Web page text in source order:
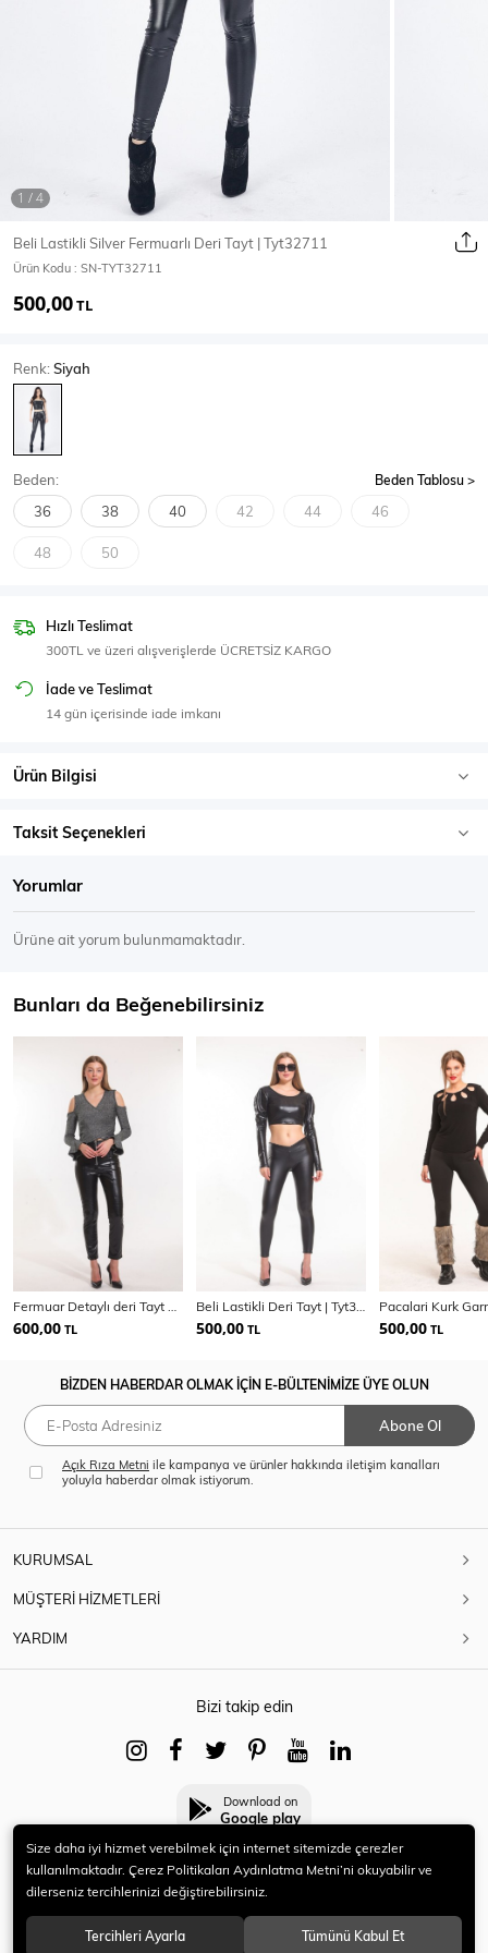
Mont & Kaban
T-Shirt
Body
SPOR GİYİM
Eşofman Üstü
Beli Lastikli Silver Fermuarlı Deri Tayt | Tyt32711
Ürün Kodu : SN-TYT32711
500,00TL
Renk:Siyah
Beden: Beden Tablosu
36 38 40 42 44 46
48 50
Hızlı Teslimat
300TL ve üzeri alışverişlerde ÜCRETSİZ KARGO
İade ve Teslimat
14 gün içerisinde iade imkanı
Ürün Bilgisi
Taksit Seçenekleri
Yorumlar
Ürüne ait yorum bulunmamaktadır.
Bunları da Beğenebilirsiniz
600,00 TL 500,00 TL 500,00 TL
BİZDEN HABERDAR OLMAK İÇİN E-BÜLTENİMİZE ÜYE OLUN
Abone Ol
Açık Rıza Metni ile kampanya ve ürünler hakkında iletişim kanalları
yoluyla haberdar olmak istiyorum.
KURUMSAL
MÜŞTERİ HİZMETLERİ
YARDIM
Bizi takip edin
Download on
Google play
© 2021 HERYENİ. Tüm hakları saklıdır.
Size daha iyi hizmet verebilmek için internet sitemizde çerezler
kullanılmaktadır. Çerez Politikaları Aydınlatma Metni’ni okuyabilir ve
dilerseniz tercihlerinizi değiştirebilirsiniz.
Tercihleri Ayarla Tümünü Kabul Et